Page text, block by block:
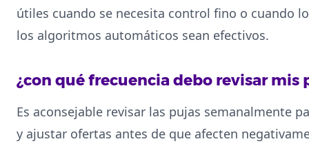
útiles cuando se necesita control fino o cuando
los algoritmos automáticos sean efectivos.
¿con qué frecuencia debo revisar mis
Es aconsejable revisar las pujas semanalmente
y ajustar ofertas antes de que afecten